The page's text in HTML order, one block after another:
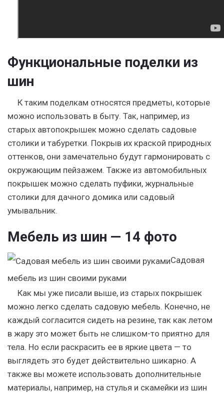
Функциональные поделки из
шин
К таким поделкам относятся предметы, которые
можно использовать в быту. Так, например, из
старых автопокрышек можно сделать садовые
столики и табуретки. Покрыв их краской природных
оттенков, они замечательно будут гармонировать с
окружающим пейзажем. Также из автомобильных
покрышек можно сделать пуфики, журнальные
столики для дачного домика или садовый
умывальник.
Мебель из шин — 14 фото
Садовая
мебель из шин своими руками
Как мы уже писали выше, из старых покрышек
можно легко сделать садовую мебель. Конечно, не
каждый согласится сидеть на резине, так как летом
в жару это может быть не слишком-то приятно для
тела. Но если раскрасить ее в яркие цвета — то
выглядеть это будет действительно шикарно. А
также вы можете использовать дополнительные
материалы, например, на стулья и скамейки из шин